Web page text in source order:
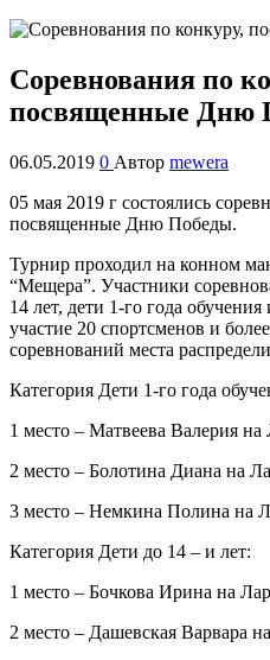
Соревнования по
посвященные Дню
06.05.2019 0 Автор mewera
05 мая 2019 г состоялись
посвященные Дню Победы.
Турнир проходил на конном
“Мещера”. Участники
14 лет, дети 1-го года
участие 20 спортсменов и
соревнований места
Категория Дети 1-го года
1 место – Матвеева Валерия
2 место – Болотина Диана на
3 место – Немкина Полина на
Категория Дети до 14 – и лет:
1 место – Бочкова Ирина на
2 место – Дашевская Варвара